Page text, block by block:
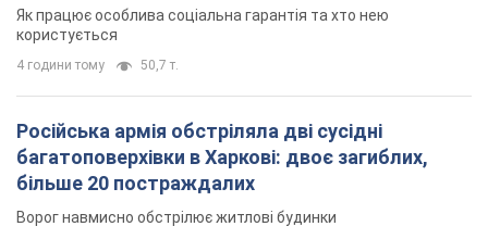
Як працює особлива соціальна гарантія та хто нею
користується
4 години тому 50,7 т.
Російська армія обстріляла дві сусідні
багатоповерхівки в Харкові: двоє загиблих,
більше 20 постраждалих
Ворог навмисно обстрілює житлові будинки